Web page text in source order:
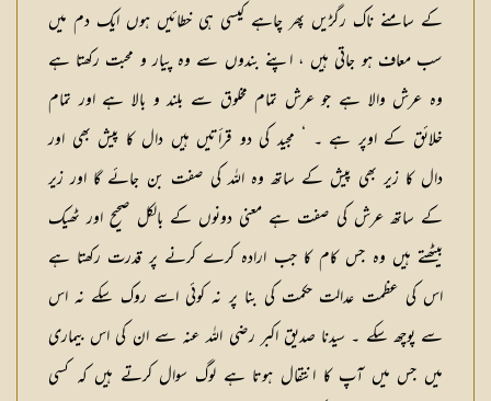
کے سامنے ناک رگڑیں پھر چاہے کیسی ہی خطائیں ہوں ایک دم میں
سب معاف ہو جاتی ہیں ، اپنے بندوں سے وہ پیار و محبت رکھتا ہے
وہ عرش والا ہے جو عرش تمام مخلوق سے بلند و بالا ہے اور تمام
خلائق کے اوپر ہے ۔ ‘ مجید کی دو قرأتیں ہیں دال کا پیش بھی اور
دال کا زیر بھی پیش کے ساتھ وہ اللہ کی صفت بن جائے گا اور زیر
کے ساتھ عرش کی صفت ہے معنی دونوں کے بالکل صحیح اور ٹھیک
بیٹھتے ہیں وہ جس کام کا جب ارادہ کرے کرنے پر قدرت رکھتا ہے
اس کی عظمت عدالت حکمت کی بنا پر نہ کوئی اسے روک سکے نہ اس
سے پوچھ سکے ۔ سیدنا صدیق اکبر رضی اللہ عنہ سے ان کی اس بیماری
میں جس میں آپ کا انتقال ہوتا ہے لوگ سوال کرتے ہیں کہ کسی